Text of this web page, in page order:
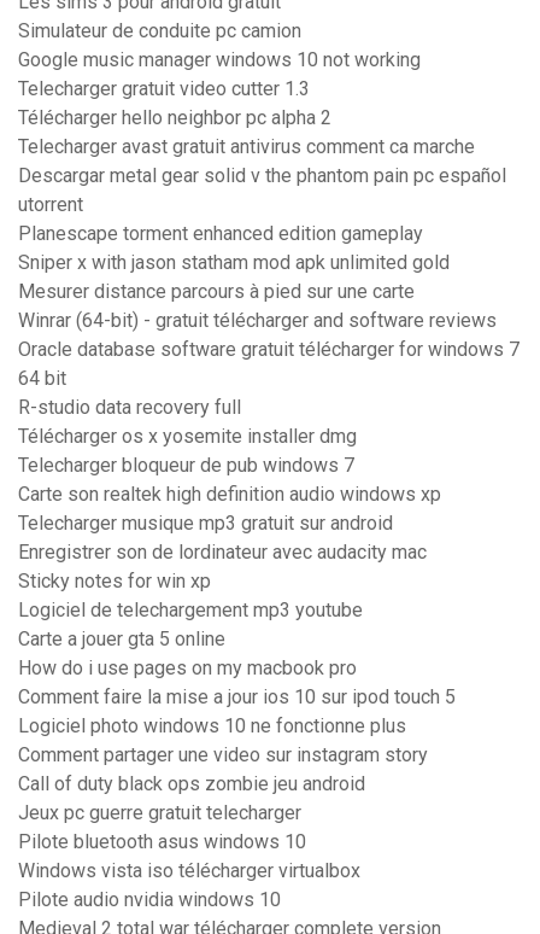
Simulateur de conduite pc camion
Google music manager windows 10 not working
Telecharger gratuit video cutter 1.3
Télécharger hello neighbor pc alpha 2
Telecharger avast gratuit antivirus comment ca marche
Descargar metal gear solid v the phantom pain pc español
utorrent
Planescape torment enhanced edition gameplay
Sniper x with jason statham mod apk unlimited gold
Mesurer distance parcours à pied sur une carte
Winrar (64-bit) - gratuit télécharger and software reviews
Oracle database software gratuit télécharger for windows 7
64 bit
R-studio data recovery full
Télécharger os x yosemite installer dmg
Telecharger bloqueur de pub windows 7
Carte son realtek high definition audio windows xp
Telecharger musique mp3 gratuit sur android
Enregistrer son de lordinateur avec audacity mac
Sticky notes for win xp
Logiciel de telechargement mp3 youtube
Carte a jouer gta 5 online
How do i use pages on my macbook pro
Comment faire la mise a jour ios 10 sur ipod touch 5
Logiciel photo windows 10 ne fonctionne plus
Comment partager une video sur instagram story
Call of duty black ops zombie jeu android
Jeux pc guerre gratuit telecharger
Pilote bluetooth asus windows 10
Windows vista iso télécharger virtualbox
Pilote audio nvidia windows 10
Medieval 2 total war télécharger complete version